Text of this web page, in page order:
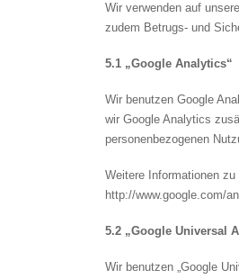
Wir verwenden auf
zudem Betrugs- und
5.1 „Google Analytics“
Wir benutzen Google
wir Google Analytics
personenbezogenen
Weitere Informationen
http://www.google.com/
5.2 „Google Universal
Wir benutzen „Google